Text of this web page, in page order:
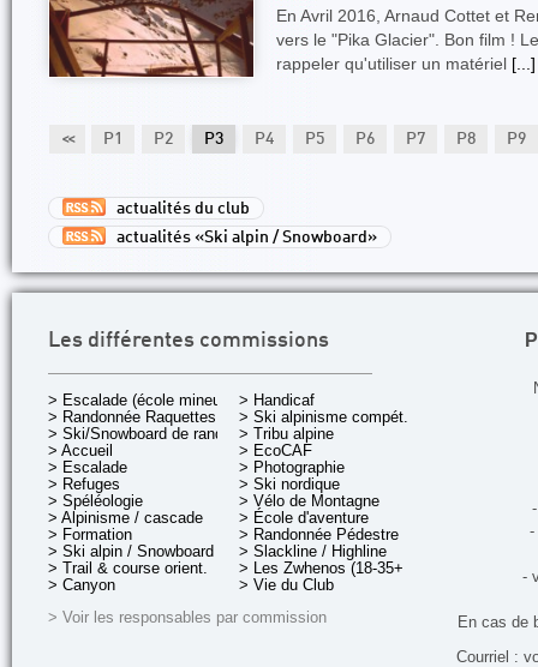
En Avril 2016, Arnaud Cottet et
vers le "Pika Glacier". Bon film !
rappeler qu'utiliser un matériel [...]
<< P1 P2 P3 P4 P5 P6 P7 P8 P9
actualités du club
actualités «Ski alpin / Snowboard»
Les différentes commissions
> Escalade (école mineurs)
> Randonnée Raquettes
> Ski/Snowboard de rando.
> Accueil
> Escalade
> Refuges
> Spéléologie
> Alpinisme / cascade
> Formation
> Ski alpin / Snowboard
> Trail & course orient.
> Canyon
> Handicaf
> Ski alpinisme compét.
> Tribu alpine
> EcoCAF
> Photographie
> Ski nordique
> Vélo de Montagne
> École d'aventure
> Randonnée Pédestre
> Slackline / Highline
> Les Zwhenos (18-35+ ans)
> Vie du Club
> Voir les responsables par commission
-
-
En cas de
Courriel :